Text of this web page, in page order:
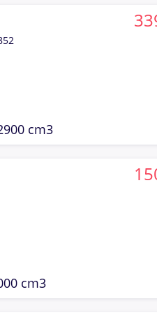
cm3
cm3